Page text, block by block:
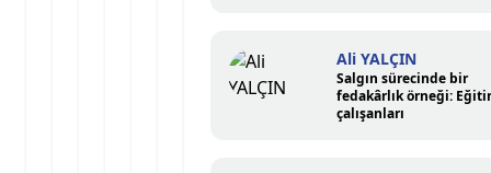
Ali YALÇIN
Salgın sürecinde bir
fedakârlık örneği:
çalışanları